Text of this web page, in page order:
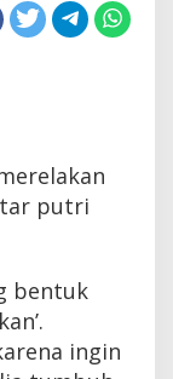
putri
bentuk
ingin